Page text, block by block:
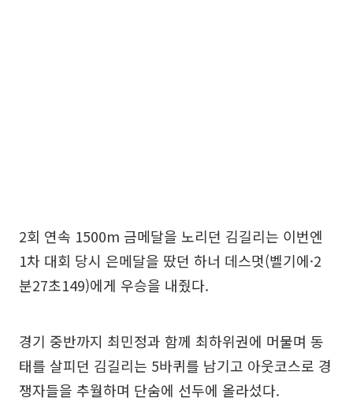
2회 연속 1500m 금메달을 노리던 김길리는 이번엔
1차 대회 당시 은메달을 땄던 하너 데스멋(벨기에·2
분27초149)에게 우승을 내줬다.
경기 중반까지 최민정과 함께 최하위권에 머물며 동
태를 살피던 김길리는 5바퀴를 남기고 아웃코스로 경
쟁자들을 추월하며 단숨에 선두에 올라섰다.